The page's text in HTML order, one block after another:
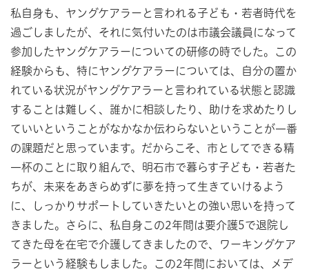
私自身も、ヤングケアラーと言われる子ども・若者時代を
過ごしましたが、それに気付いたのは市議会議員になって
参加したヤングケアラーについての研修の時でした。この
経験からも、特にヤングケアラーについては、自分の置か
れている状況がヤングケアラーと言われている状態と認識
することは難しく、誰かに相談したり、助けを求めたりし
ていいということがなかなか伝わらないということが一番
の課題だと思っています。だからこそ、市としてできる精
一杯のことに取り組んで、明石市で暮らす子ども・若者た
ちが、未来をあきらめずに夢を持って生きていけるよう
に、しっかりサポートしていきたいとの強い思いを持って
きました。さらに、私自身この2年間は要介護5で退院し
てきた母を在宅で介護してきましたので、ワーキングケア
ラーという経験もしました。この2年間においては、メデ